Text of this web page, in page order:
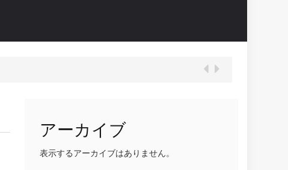
アーカイブ
表示するアーカイブはありません。